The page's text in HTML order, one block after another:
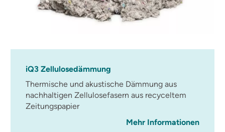
iQ3 Zellulosedämmung
Thermische und akustische Dämmung aus
nachhaltigen Zellulosefasern aus recyceltem
Zeitungspapier
Mehr Informationen